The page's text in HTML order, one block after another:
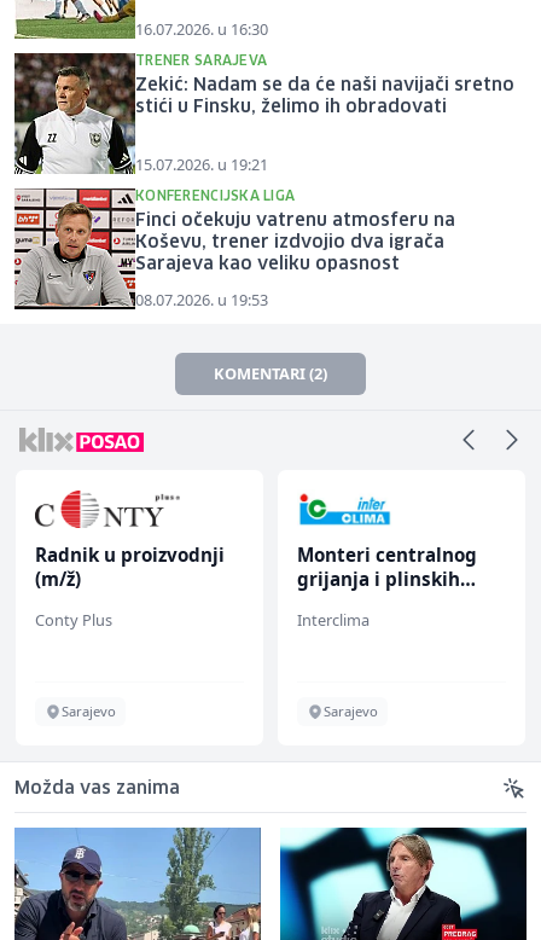
16.07.2026. u 16:30
TRENER SARAJEVA
Zekić: Nadam se da će naši navijači sretno
stići u Finsku, želimo ih obradovati
15.07.2026. u 19:21
KONFERENCIJSKA LIGA
Finci očekuju vatrenu atmosferu na
Koševu, trener izdvojio dva igrača
Sarajeva kao veliku opasnost
08.07.2026. u 19:53
KOMENTARI (2)
Monteri centralnog
grijanja i plinskih
Interclima
Sarajevo
Home Office
Kundenberater
renommiertes
TELUS Digital
Sarajevo
Možda vas zanima